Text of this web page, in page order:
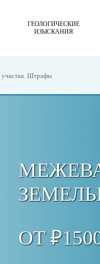
ГЕОЛОГИЧЕСКИЕ
ИЗЫСКАНИЯ
участка. Штрафы
ОТ